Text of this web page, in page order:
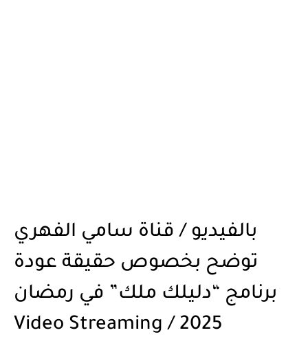
بالفيديو / قناة سامي الفهري
توضح بخصوص حقيقة عودة
برنامج “دليلك ملك” في رمضان
2025 / Video Streaming